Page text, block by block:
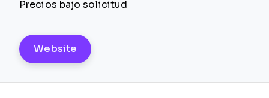
Precios bajo solicitud
Website